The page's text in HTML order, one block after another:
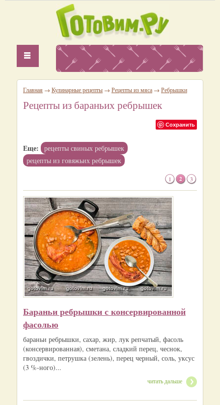
Главная → Кулинарные рецепты → Рецепты из мяса → Ребрышки
Рецепты из бараньих ребрышек
Сохранить
Еще:
рецепты свиных ребрышек
рецепты из говяжьих ребрышек
1 2 3
Бараньи ребрышки с консервированной
фасолью
бараньи ребрышки, сахар, жир, лук репчатый, фасоль
(консервированная), сметана, сладкий перец, чеснок,
гвоздички, петрушка (зелень), перец черный, соль, уксус
(3 %-ного)...
читать дальше